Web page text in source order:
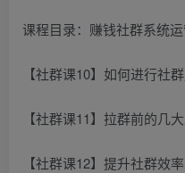
课程目录：赚钱社群系统
【社群课10】如何进行社
【社群课11】拉群前的几
【社群课12】提升社群效